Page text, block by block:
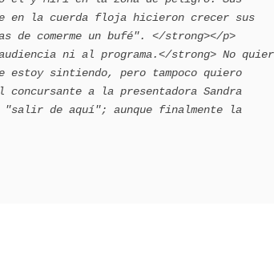
en la cuerda floja hicieron crecer sus
de comerme un bufé". </strong></p>
ni al programa.</strong> No
estoy sintiendo, pero tampoco quiero
concursante a la presentadora Sandra
"salir de aquí"; aunque finalmente la